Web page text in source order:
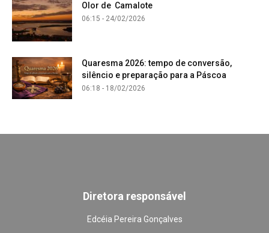
Olor de Camalote
06:15 - 24/02/2026
Quaresma 2026: tempo de conversão,
silêncio e preparação para a Páscoa
06:18 - 18/02/2026
Diretora responsável
Edcéia Pereira Gonçalves